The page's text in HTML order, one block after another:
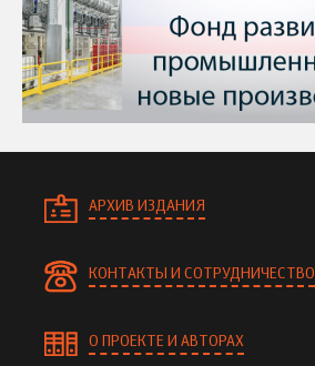
АРХИВ ИЗДАНИЯ
КОНТАКТЫ И СОТРУДНИЧЕСТВО
О ПРОЕКТЕ И АВТОРАХ